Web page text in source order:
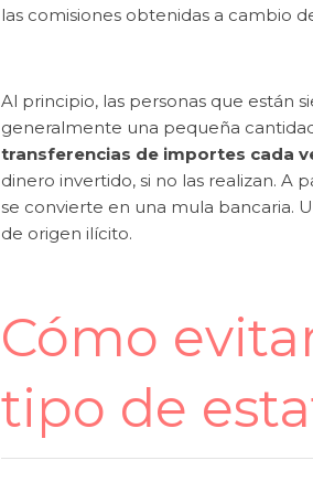
las comisiones obtenidas a cambio
Al principio, las personas que están
generalmente una pequeña
transferencias de importes cada
dinero invertido, si no las realizan. A
se convierte en una mula bancaria.
de origen ilícito.
Cómo
tipo de